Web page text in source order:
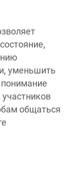
уменьшить
понимание
общаться